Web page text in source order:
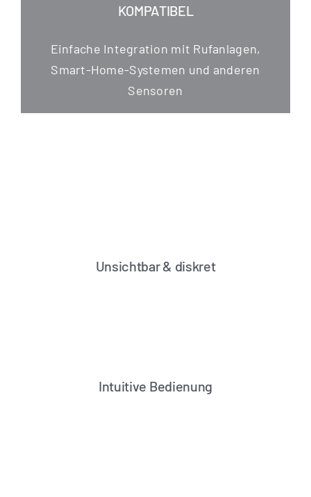
KOMPATIBEL
Ein­fa­che Inte­gra­ti­on mit Ruf­an­la­gen,
Smart-Home-Sys­te­men und ande­ren
Sensoren
Unsichtbar & diskret
Intuitive Bedienung